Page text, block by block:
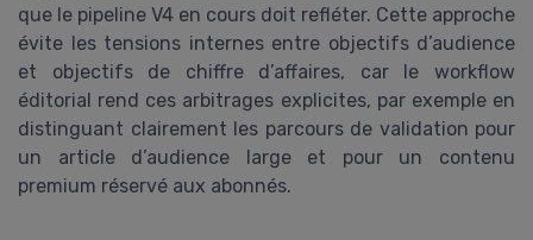
que le pipeline V4 en cours doit refléter. Cette approche
évite les tensions internes entre objectifs d’audience
et objectifs de chiffre d’affaires, car le workflow
éditorial rend ces arbitrages explicites, par exemple en
distinguant clairement les parcours de validation pour
un article d’audience large et pour un contenu
premium réservé aux abonnés.